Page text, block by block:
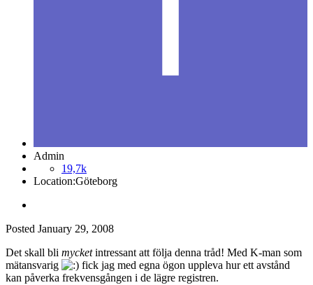
Admin
19,7k
Location:Göteborg
Posted January 29, 2008
Det skall bli mycketintressant att följa denna tråd! Med K-man som
mätansvarig
fick jag med egna ögon uppleva hur ett avstånd
kan påverka frekvensgången i de lägre registren.